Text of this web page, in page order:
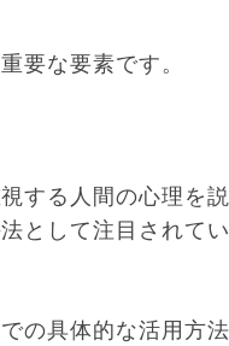
要な要素です。
する人間の心理を
として注目されてい
の具体的な活用方